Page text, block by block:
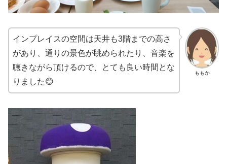
ももか
インプレイスの空間は天井も3階までの高さ
があり、通りの景色が眺められたり、音楽を
聴きながら頂けるので、とても良い時間とな
りました😊